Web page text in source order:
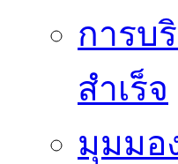
การบ
สำเร็จ
มุมมอ